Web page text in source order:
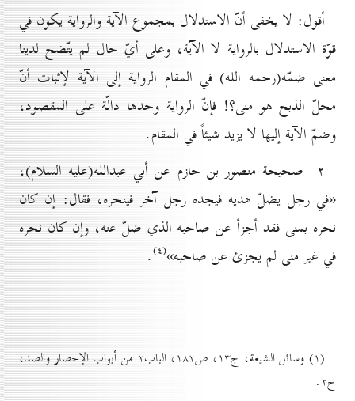
أقول: لا يخفى أنّ الاستدلال بمجموع الآية والرواية يكون في
قوّة الاستدلال بالرواية لا الآية، وعلى أيّ حال لم يتّضح لدينا
معنى ضمّه(رحمه الله) في المقام الرواية إلى الآية لإثبات أنّ
محلّ الذبح هو منى؟! فإنّ الرواية وحدها دالّة على المقصود،
وضمّ الآية إليها لا يزيد شيئاً في المقام.
۲_ صحيحة منصور بن حازم عن أبي عبدالله(علیه السلام)،
«في رجل يضلّ هديه فيجده رجل آخر فينحره، فقال: إن كان
نحره بمنى فقد أجزأ عن صاحبه الذي ضلّ عنه، وإن كان نحره
في غير منى لم يجزئ عن صاحبه»(٤) .
(۱) وسائل الشيعة، ج۱۳، ص۱۸۲، الباب۲ من أبواب الإحصار والصد،
ح۲.